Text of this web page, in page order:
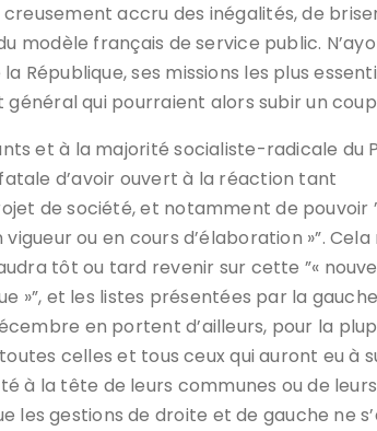
accru des inégalités, de
modèle français de service public.
République, ses missions les plus
qui pourraient alors subir un
et à la majorité socialiste-radicale du
d’avoir ouvert à la réaction tant
de société, et notamment de pouvoir
ou en cours d’élaboration »”. Cela
tôt ou tard revenir sur cette ”«
»”, et les listes présentées par la
en portent d’ailleurs, pour la
celles et tous ceux qui auront eu à
à la tête de leurs communes ou de leurs
gestions de droite et de gauche ne